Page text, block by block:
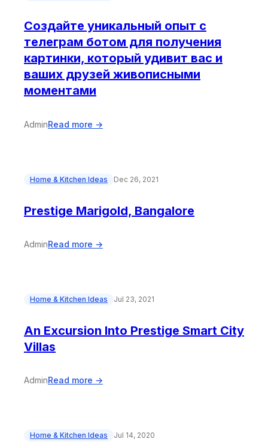
Создайте уникальный опыт с
телеграм ботом для получения
картинки, который удивит вас и
ваших друзей живописными
моментами
AdminRead more →
Home & Kitchen Ideas Dec 26, 2021
Prestige Marigold, Bangalore
AdminRead more →
Home & Kitchen Ideas Jul 23, 2021
An Excursion Into Prestige Smart City
Villas
AdminRead more →
Home & Kitchen Ideas Jul 14, 2020